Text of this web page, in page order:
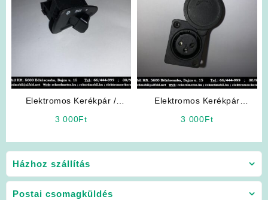
Házhoz szállítás
Postai csomagküldés
Elektromos Kerékpár /
3 000Ft
Elektromos Kerékpár
3 000Ft